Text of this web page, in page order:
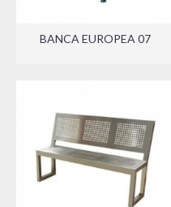
BANCA EUROPEA 07